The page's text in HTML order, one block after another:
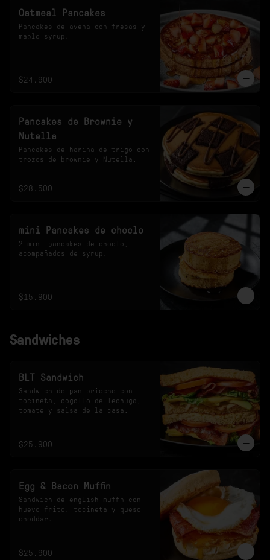
Oatmeal Pancakes
Pancakes de avena con fresas y
maple syrup.
$24.900
Pancakes de Brownie y
Nutella
Pancakes de harina de trigo con
trozos de brownie y Nutella.
$28.500
mini Pancakes de choclo
2 mini pancakes de choclo,
acompañados de syrup.
$15.900
Sandwiches
BLT Sandwich
Sandwich de pan brioche con
tocineta, cogollo de lechuga,
tomate y salsa de la casa.
$25.900
Egg & Bacon Muffin
Sandwich de english muffin con
huevo frito, tocineta y queso
cheddar.
$25.900